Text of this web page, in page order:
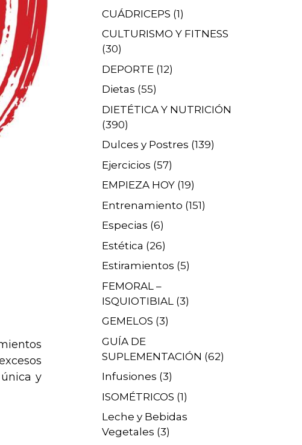
y
CUÁDRICEPS (1)
CULTURISMO Y FITNESS
(30)
DEPORTE (12)
Dietas (55)
DIETÉTICA Y NUTRICIÓN
(390)
Dulces y Postres (139)
Ejercicios (57)
EMPIEZA HOY (19)
Entrenamiento (151)
Especias (6)
Estética (26)
Estiramientos (5)
FEMORAL –
ISQUIOTIBIAL (3)
GEMELOS (3)
GUÍA DE
SUPLEMENTACIÓN (62)
Infusiones (3)
ISOMÉTRICOS (1)
Leche y Bebidas
Vegetales (3)